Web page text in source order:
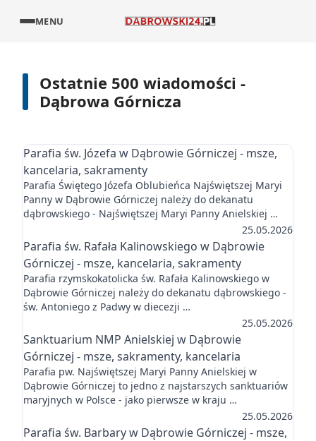
MENU
Ostatnie 500 wiadomości -
Dąbrowa Górnicza
Parafia św. Józefa w Dąbrowie Górniczej - msze,
kancelaria, sakramenty
Parafia Świętego Józefa Oblubieńca Najświętszej Maryi
Panny w Dąbrowie Górniczej należy do dekanatu
dąbrowskiego - Najświętszej Maryi Panny Anielskiej …
25.05.2026
Parafia św. Rafała Kalinowskiego w Dąbrowie
Górniczej - msze, kancelaria, sakramenty
Parafia rzymskokatolicka św. Rafała Kalinowskiego w
Dąbrowie Górniczej należy do dekanatu dąbrowskiego -
św. Antoniego z Padwy w diecezji …
25.05.2026
Sanktuarium NMP Anielskiej w Dąbrowie
Górniczej - msze, sakramenty, kancelaria
Parafia pw. Najświętszej Maryi Panny Anielskiej w
Dąbrowie Górniczej to jedno z najstarszych sanktuariów
maryjnych w Polsce - jako pierwsze w kraju …
25.05.2026
Parafia św. Barbary w Dąbrowie Górniczej - msze,